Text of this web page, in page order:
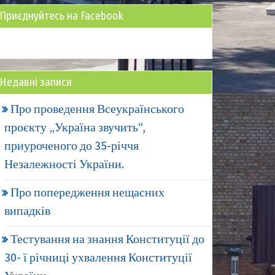
Приєднуйтесь на Facebook
Недавні записи
Про проведення Всеукраїнського
проєкту „Україна звучить“,
приуроченого до 35-річчя
Незалежності України.
Про попередження нещасних
випадків
Тестування на знання Конституції до
30- ї річниці ухвалення Конституції